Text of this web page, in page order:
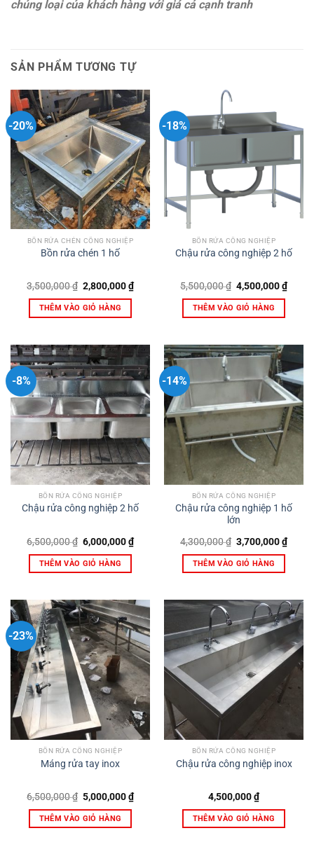
chủng loại của khách hàng với giá cả cạnh tranh
SẢN PHẨM TƯƠNG TỰ
-20%
BỒN RỬA CHÉN CÔNG NGHIỆP
Bồn rửa chén 1 hố
3,500,000₫ Giá
gốc
là:
3,500,000 ₫.
2,800,000₫Giá
hiện
2,800,000 ₫.
THÊM VÀO GIỎ HÀNG
-18%
BỒN RỬA CÔNG NGHIỆP
Chậu rửa công nghiệp 2 hố
5,500,000₫ Giá
gốc
là:
5,500,000 ₫.
4,500,000₫Giá
hiện
THÊM VÀO GIỎ HÀNG
-8%
BỒN RỬA CÔNG NGHIỆP
Chậu rửa công nghiệp 2 hố
6,500,000₫ Giá
gốc
là:
6,500,000 ₫.
6,000,000₫Giá
hiện
THÊM VÀO GIỎ HÀNG
-14%
BỒN RỬA CÔNG NGHIỆP
Chậu rửa công nghiệp 1 hố
lớn
4,300,000₫ Giá
gốc
là:
4,300,000 ₫.
3,700,000₫Giá
hiện
THÊM VÀO GIỎ HÀNG
-23%
BỒN RỬA CÔNG NGHIỆP
Máng rửa tay inox
6,500,000₫ Giá
gốc
là:
6,500,000 ₫.
5,000,000₫Giá
hiện
THÊM VÀO GIỎ HÀNG
BỒN RỬA CÔNG NGHIỆP
Chậu rửa công nghiệp inox
4,500,000₫
THÊM VÀO GIỎ HÀNG